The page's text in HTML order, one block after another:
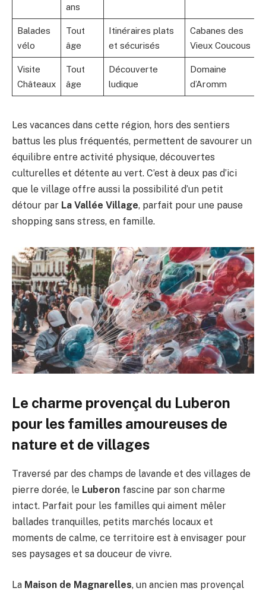
ans
Balades
vélo
Tout
âge
Itinéraires plats
et sécurisés
Cabanes des
Vieux Coucous
Visite
Châteaux
Tout
âge
Découverte
ludique
Domaine
d’Aromm
Les vacances dans cette région, hors des sentiers
battus les plus fréquentés, permettent de savourer un
équilibre entre activité physique, découvertes
culturelles et détente au vert. C’est à deux pas d’ici
que le village offre aussi la possibilité d’un petit
détour par La Vallée Village, parfait pour une pause
shopping sans stress, en famille.
Le charme provençal du Luberon
pour les familles amoureuses de
nature et de villages
Traversé par des champs de lavande et des villages de
pierre dorée, le Luberon fascine par son charme
intact. Parfait pour les familles qui aiment mêler
ballades tranquilles, petits marchés locaux et
moments de calme, ce territoire est à envisager pour
ses paysages et sa douceur de vivre.
La Maison de Magnarelles, un ancien mas provençal